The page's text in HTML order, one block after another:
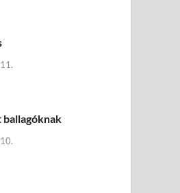
ballagóknak